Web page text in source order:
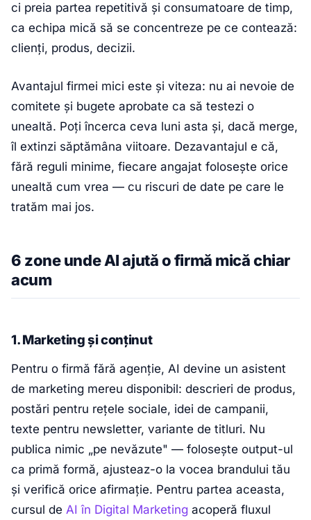
ci preia partea repetitivă și consumatoare de timp,
ca echipa mică să se concentreze pe ce contează:
clienți, produs, decizii.
Avantajul firmei mici este și viteza: nu ai nevoie de
comitete și bugete aprobate ca să testezi o
unealtă. Poți încerca ceva luni asta și, dacă merge,
îl extinzi săptămâna viitoare. Dezavantajul e că,
fără reguli minime, fiecare angajat folosește orice
unealtă cum vrea — cu riscuri de date pe care le
tratăm mai jos.
6 zone unde AI ajută o firmă mică chiar
acum
1. Marketing și conținut
Pentru o firmă fără agenție, AI devine un asistent
de marketing mereu disponibil: descrieri de produs,
postări pentru rețele sociale, idei de campanii,
texte pentru newsletter, variante de titluri. Nu
publica nimic „pe nevăzute" — folosește output-ul
ca primă formă, ajusteaz-o la vocea brandului tău
și verifică orice afirmație. Pentru partea aceasta,
cursul de AI în Digital Marketing acoperă fluxul